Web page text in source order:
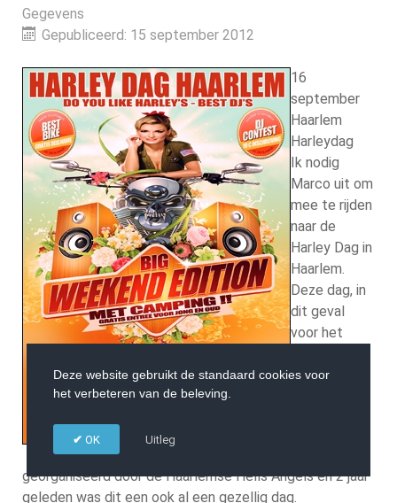
Gegevens
Gepubliceerd: 15 september 2012
16
september
Haarlem
Harleydag
Ik nodig
Marco uit om
mee te rijden
naar de
Harley Dag in
Haarlem.
Deze dag, in
dit geval
voor het
dagen op
georganiseerd door de Haarlemse Hells Angels en 2 jaar
geleden was dit een ook al een gezellig dag.
Deze website gebruikt de standaard cookies voor
het verbeteren van de beleving.
OK Uitleg